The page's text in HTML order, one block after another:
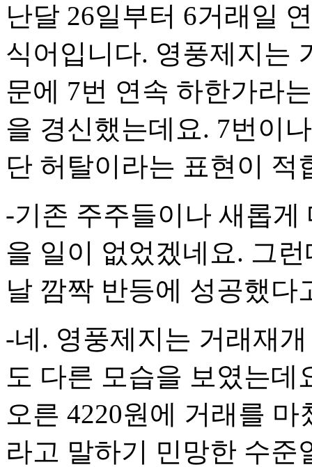
난달 26일부터 6거래일
식어입니다. 영풍제지는
문에 7번 연속 하한가라
을 경신했는데요. 7번이
단 허탈이라는 표현이 적
-기존 주주들이나 새롭
을 일이 없었겠네요. 그
날 깜짝 반등에 성공했다
-네. 영풍제지는 거래재
도 다른 모습을 보였는데
오른 4220원에 거래를
라고 말하기 민망한 수준